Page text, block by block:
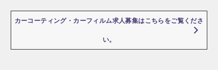
カーコーティング・カーフィルム求人募集はこちらをご覧くださ
い。